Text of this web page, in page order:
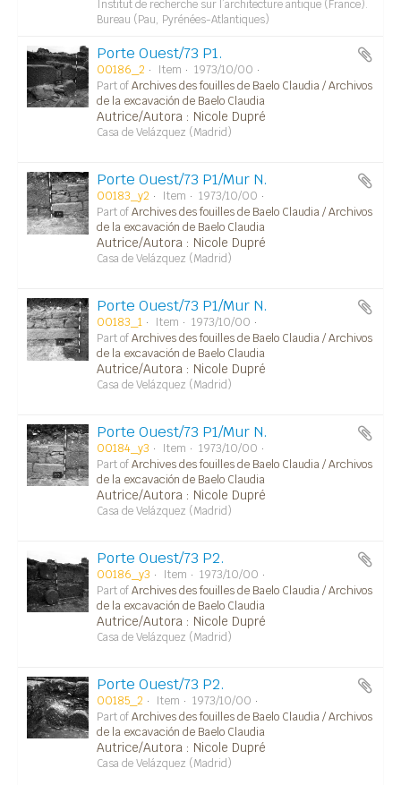
Institut de recherche sur l’architecture antique (France).
Bureau (Pau, Pyrénées-Atlantiques)
Porte Ouest/73 P1.
00186_2 Item
1973/10/00
Part ofArchives des fouilles de Baelo Claudia / Archivos
de la excavación de Baelo Claudia
Autrice/Autora : Nicole Dupré
Casa de Velázquez (Madrid)
Porte Ouest/73 P1/Mur N.
00183_y2 Item
1973/10/00
Part ofArchives des fouilles de Baelo Claudia / Archivos
de la excavación de Baelo Claudia
Autrice/Autora : Nicole Dupré
Casa de Velázquez (Madrid)
Porte Ouest/73 P1/Mur N.
00183_1 Item
1973/10/00
Part ofArchives des fouilles de Baelo Claudia / Archivos
de la excavación de Baelo Claudia
Autrice/Autora : Nicole Dupré
Casa de Velázquez (Madrid)
Porte Ouest/73 P1/Mur N.
00184_y3 Item
1973/10/00
Part ofArchives des fouilles de Baelo Claudia / Archivos
de la excavación de Baelo Claudia
Autrice/Autora : Nicole Dupré
Casa de Velázquez (Madrid)
Porte Ouest/73 P2.
00186_y3 Item
1973/10/00
Part ofArchives des fouilles de Baelo Claudia / Archivos
de la excavación de Baelo Claudia
Autrice/Autora : Nicole Dupré
Casa de Velázquez (Madrid)
Porte Ouest/73 P2.
00185_2 Item
1973/10/00
Part ofArchives des fouilles de Baelo Claudia / Archivos
de la excavación de Baelo Claudia
Autrice/Autora : Nicole Dupré
Casa de Velázquez (Madrid)